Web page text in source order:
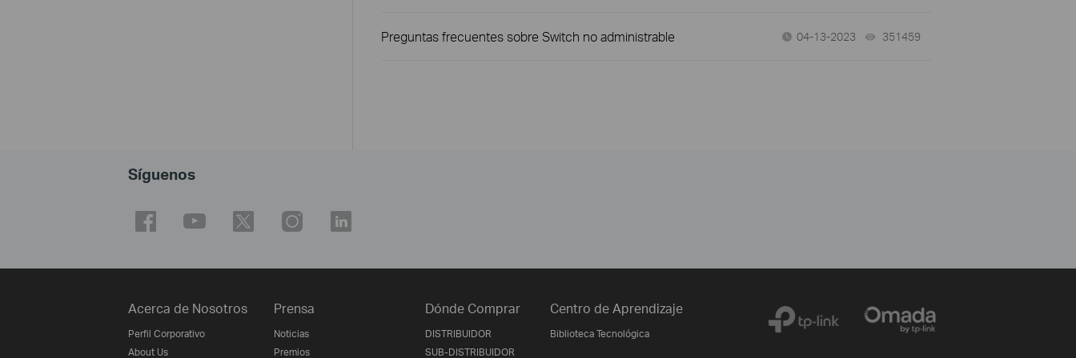
Preguntas frecuentes sobre Switch no administrable 04-13-2023 351459
Síguenos
Acerca de Nosotros
Perfil Corporativo
About Us
Prensa
Noticias
Premios
Dónde Comprar
DISTRIBUIDOR
SUB-DISTRIBUIDOR
Centro de Aprendizaje
Biblioteca Tecnológica